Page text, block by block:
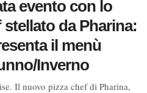
evento con lo
stellato da Pharina:
il menù
Inverno
Il nuovo pizza chef di Pharina,